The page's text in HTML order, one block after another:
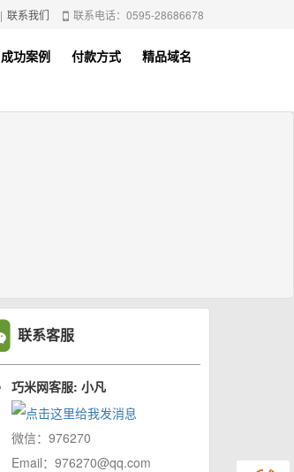
联系电话：0595-28686678
| 联系我们
成功案例 付款方式 精品域名
联系客服
巧米网客服: 小凡
微信：976270
Email：976270@qq.com